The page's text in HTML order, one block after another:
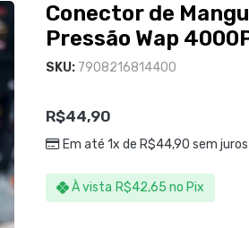
Conector de
Pressão Wap
SKU: 7908216814400
R$44,90
Em até 1x de R$44,90 sem juros
À vista R$42,65 no Pix